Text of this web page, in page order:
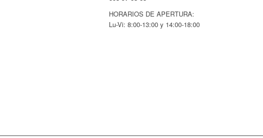
HORARIOS DE APERTURA:
Lu-Vi: 8:00-13:00 y 14:00-18:00